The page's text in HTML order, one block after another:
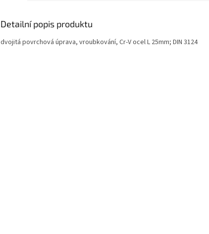
Detailní popis produktu
dvojitá povrchová úprava, vroubkování, Cr-V ocel L 25mm; DIN 3124